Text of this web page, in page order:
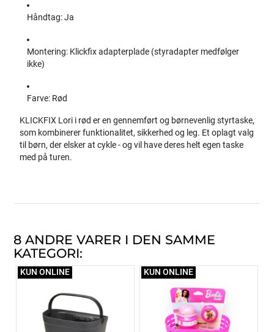
Håndtag: Ja
Montering: Klickfix adapterplade (styradapter medfølger
ikke)
Farve: Rød
KLICKFIX Lori i rød er en gennemført og børnevenlig styrtaske,
som kombinerer funktionalitet, sikkerhed og leg. Et oplagt valg
til børn, der elsker at cykle - og vil have deres helt egen taske
med på turen.
8 ANDRE VARER I DEN SAMME
KATEGORI:
KUN ONLINE KUN ONLINE